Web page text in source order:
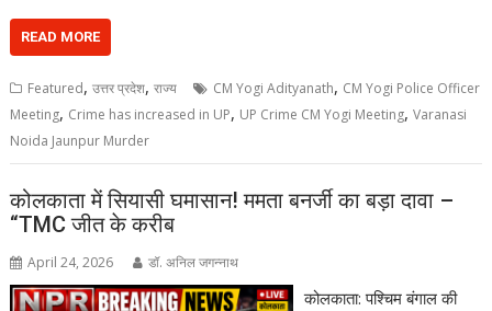
READ MORE
Featured,उत्तर प्रदेश,राज्य CM Yogi Adityanath, CM Yogi Police Officer
Meeting, Crime has increased in UP, UP Crime CM Yogi Meeting,Varanasi
Noida Jaunpur Murder
कोलकाता में सियासी घमासान! ममता बनर्जी का बड़ा दावा –
“TMC जीत के करीब
April 24, 2026 डॉ. अनिल जगन्नाथ
कोलकाता: पश्चिम बंगाल की